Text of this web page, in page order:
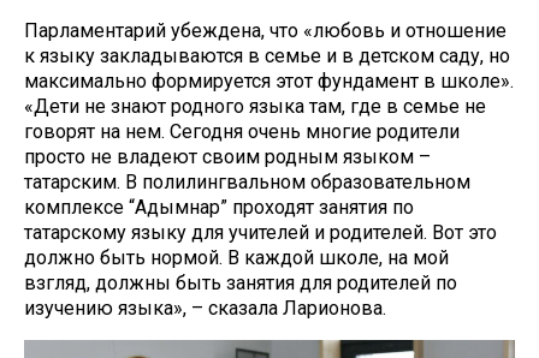
Парламентарий убеждена, что «любовь и отношение
к языку закладываются в семье и в детском саду, но
максимально формируется этот фундамент в школе».
«Дети не знают родного языка там, где в семье не
говорят на нем. Сегодня очень многие родители
просто не владеют своим родным языком –
татарским. В полилингвальном образовательном
комплексе “Адымнар” проходят занятия по
татарскому языку для учителей и родителей. Вот это
должно быть нормой. В каждой школе, на мой
взгляд, должны быть занятия для родителей по
изучению языка», – сказала Ларионова.